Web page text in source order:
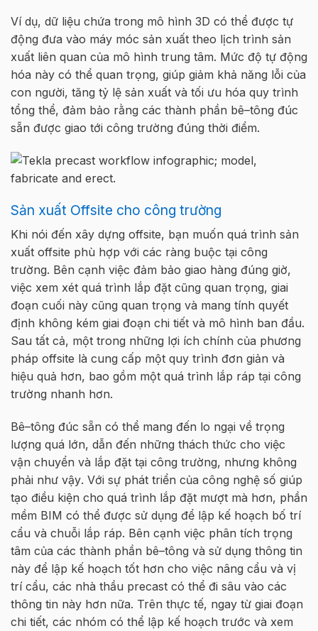
Ví dụ, dữ liệu chứa trong mô hình 3D có thể được tự
động đưa vào máy móc sản xuất theo lịch trình sản
xuất liên quan của mô hình trung tâm. Mức độ tự động
hóa này có thể quan trọng, giúp giảm khả năng lỗi của
con người, tăng tỷ lệ sản xuất và tối ưu hóa quy trình
tổng thể, đảm bảo rằng các thành phần bê–tông đúc
sẵn được giao tới công trường đúng thời điểm.
Sản xuất Offsite cho công trường
Khi nói đến xây dựng offsite, bạn muốn quá trình sản
xuất offsite phù hợp với các ràng buộc tại công
trường. Bên cạnh việc đảm bảo giao hàng đúng giờ,
việc xem xét quá trình lắp đặt cũng quan trọng, giai
đoạn cuối này cũng quan trọng và mang tính quyết
định không kém giai đoạn chi tiết và mô hình ban đầu.
Sau tất cả, một trong những lợi ích chính của phương
pháp offsite là cung cấp một quy trình đơn giản và
hiệu quả hơn, bao gồm một quá trình lắp ráp tại công
trường nhanh hơn.
Bê–tông đúc sẵn có thể mang đến lo ngại về trọng
lượng quá lớn, dẫn đến những thách thức cho việc
vận chuyển và lắp đặt tại công trường, nhưng không
phải như vậy. Với sự phát triển của công nghệ số giúp
tạo điều kiện cho quá trình lắp đặt mượt mà hơn, phần
mềm BIM có thể được sử dụng để lập kế hoạch bố trí
cẩu và chuỗi lắp ráp. Bên cạnh việc phân tích trọng
tâm của các thành phần bê–tông và sử dụng thông tin
này để lập kế hoạch tốt hơn cho việc nâng cẩu và vị
trí cẩu, các nhà thầu precast có thể đi sâu vào các
thông tin này hơn nữa. Trên thực tế, ngay từ giai đoạn
chi tiết, các nhóm có thể lập kế hoạch trước và xem